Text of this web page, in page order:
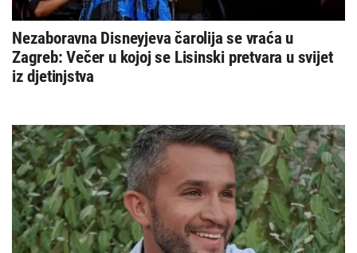
Nezaboravna Disneyjeva čarolija se vraća u
Zagreb: Večer u kojoj se Lisinski pretvara u svijet
iz djetinjstva